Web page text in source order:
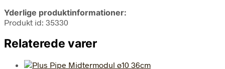
Yderlige produktinformationer:
Produkt id: 35330
Relaterede varer